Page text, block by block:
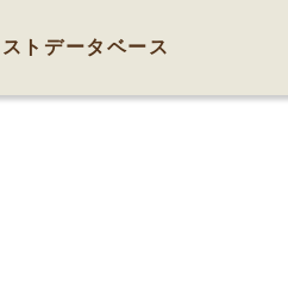
トデータベース